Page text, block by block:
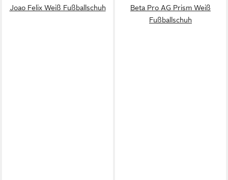
Joao Felix Weiß Fußballschuh
Beta Pro AG Prism Weiß
Fußballschuh